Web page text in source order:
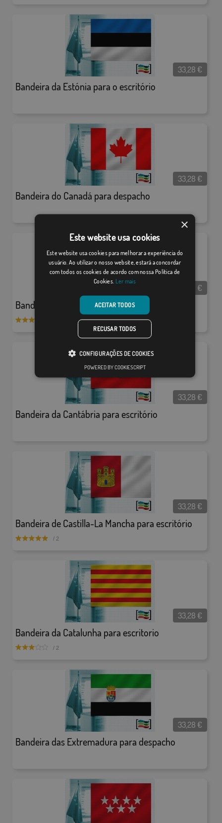
Bandeira da Estónia para o escritório
33,28 €
Bandeira do Canadá para despacho
33,28 €
Bandeira das Astúrias para despacho
€
Bandeira da Cantábria para escritório
33,28 €
Bandeira de Castilla-La Mancha para escritório
33,28 €
/ 2
Bandeira da Catalunha para escritorio
33,28 €
/ 2
Bandeira das Extremadura para despacho
33,28 €
×
Este website usa cookies
Este website usa cookies para melhorar a experiência do
usuário. Ao utilizar o nosso website, estará a concordar
com todos os cookies de acordo com nossa Política de
Cookies. Ler mais
ACEITAR TODOS
RECUSAR TODOS
CONFIGURAÇÕES DE COOKIES
POWERED BY COOKIESCRIPT